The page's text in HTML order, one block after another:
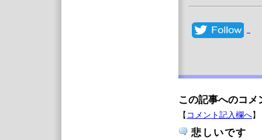
この記事へのコメ
【 コメント記入欄へ】
悲しいです